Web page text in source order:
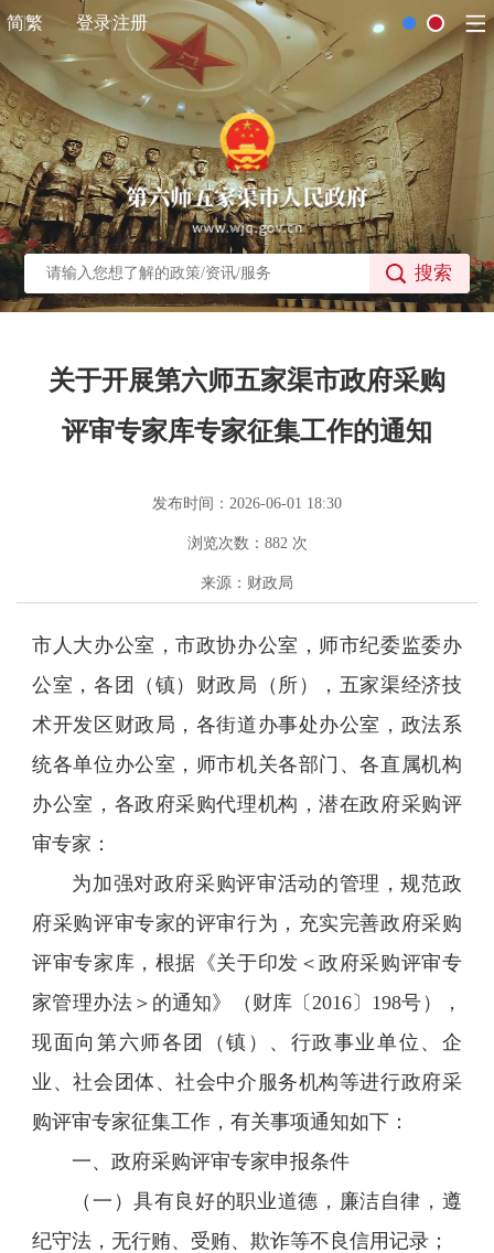
简繁 登录注册
搜索
关于开展第六师五家渠市政府采购
评审专家库专家征集工作的通知
发布时间：2026-06-01 18:30
浏览次数： 882次
来源：财政局
市人大办公室，市政协办公室，师市纪委监委办
公室，各团（镇）财政局（所），五家渠经济技
术开发区财政局，各街道办事处办公室，政法系
统各单位办公室，师市机关各部门、各直属机构
办公室，各政府采购代理机构，潜在政府采购评
审专家：
为加强对政府采购评审活动的管理，规范政
府采购评审专家的评审行为，充实完善政府采购
评审专家库，根据《关于印发＜政府采购评审专
家管理办法＞的通知》（财库〔2016〕198号），
现面向第六师各团（镇）、行政事业单位、企
业、社会团体、社会中介服务机构等进行政府采
购评审专家征集工作，有关事项通知如下：
一、政府采购评审专家申报条件
（一）具有良好的职业道德，廉洁自律，遵
纪守法，无行贿、受贿、欺诈等不良信用记录；